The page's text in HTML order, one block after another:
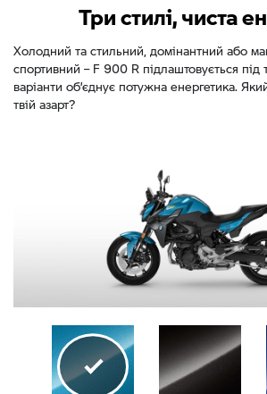
Три стилі, чиста
Холодний та стильний, домінантний або
спортивний – F 900 R підлаштовується під
варіанти об’єднує потужна енергетика.
твій азарт?